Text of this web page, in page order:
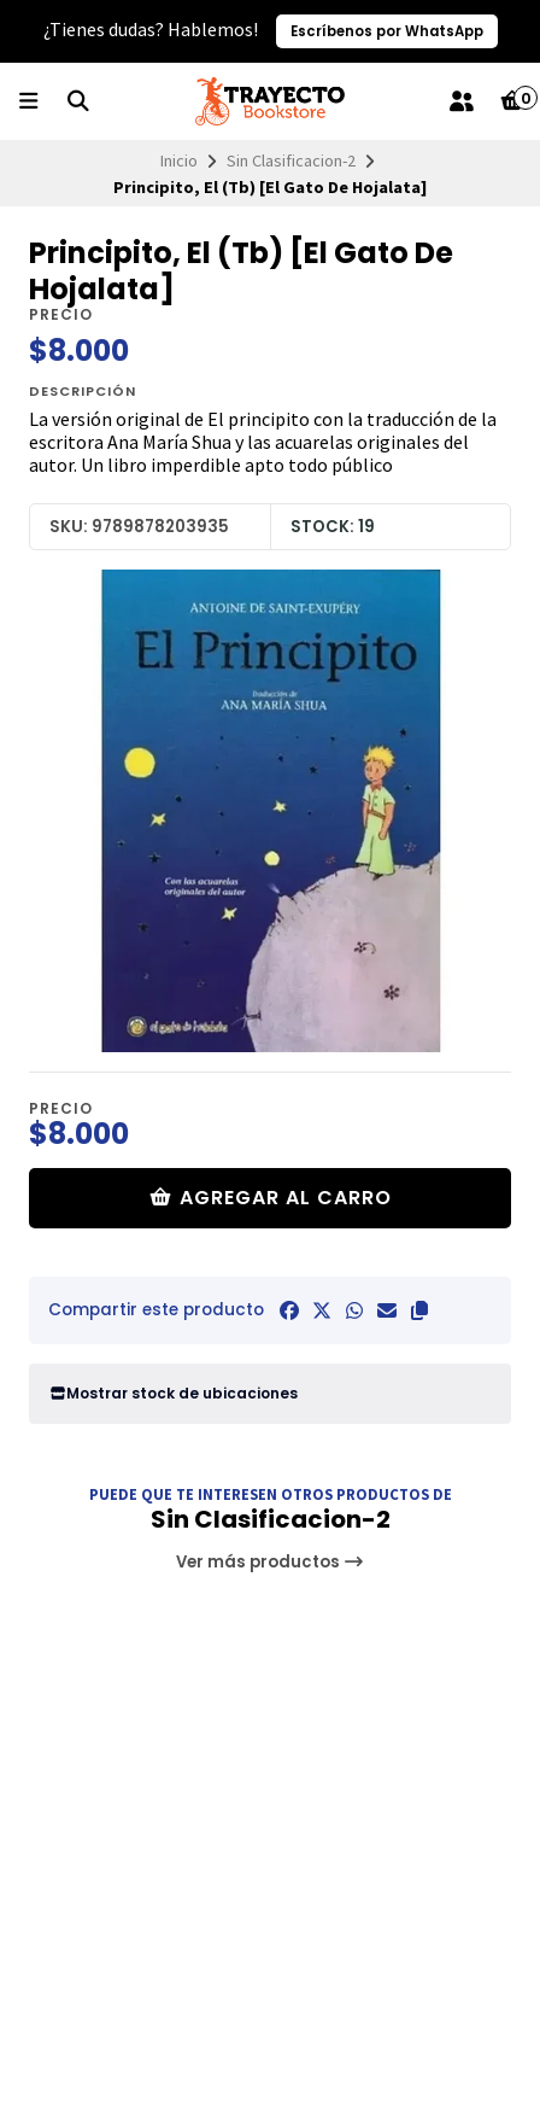
¿Tienes dudas? Hablemos! Escríbenos por WhatsApp
0
Inicio
Sin Clasificacion-2
Principito, El (Tb) [El Gato De Hojalata]
Principito, El (Tb) [El Gato De
Hojalata]
PRECIO
$8.000
DESCRIPCIÓN
La versión original de El principito con la traducción de la
escritora Ana María Shua y las acuarelas originales del
autor. Un libro imperdible apto todo público
SKU: 9789878203935 STOCK: 19
PRECIO
$8.000
AGREGAR AL CARRO
Compartir este producto
Mostrar stock de ubicaciones
PUEDE QUE TE INTERESEN OTROS PRODUCTOS DE
Sin Clasificacion-2
Ver más productos